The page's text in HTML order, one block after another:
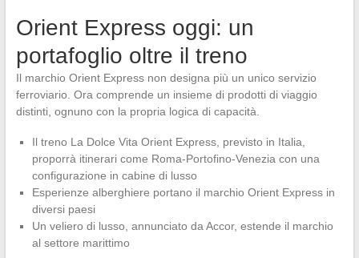
Orient Express oggi: un
portafoglio oltre il treno
Il marchio Orient Express non designa più un unico servizio
ferroviario. Ora comprende un insieme di prodotti di viaggio
distinti, ognuno con la propria logica di capacità.
Il treno La Dolce Vita Orient Express, previsto in Italia,
proporrà itinerari come Roma-Portofino-Venezia con una
configurazione in cabine di lusso
Esperienze alberghiere portano il marchio Orient Express in
diversi paesi
Un veliero di lusso, annunciato da Accor, estende il marchio
al settore marittimo